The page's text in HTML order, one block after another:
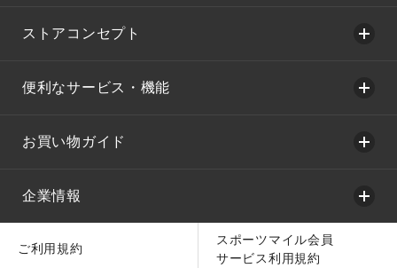
ストアコンセプト
便利なサービス・機能
お買い物ガイド
企業情報
ご利用規約
スポーツマイル会員
サービス利用規約